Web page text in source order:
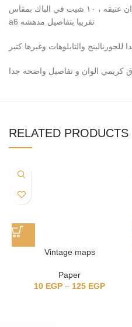
مجموعة ورقيات سجاد شرقي بألوان عتيقه ، ١٠ شيت في الباك بمقاس
a6 تقريبا بتفاصيل مدهشه
RELATED PRODUCTS
Vintage maps
Paper
10 EGP – 125 EGP